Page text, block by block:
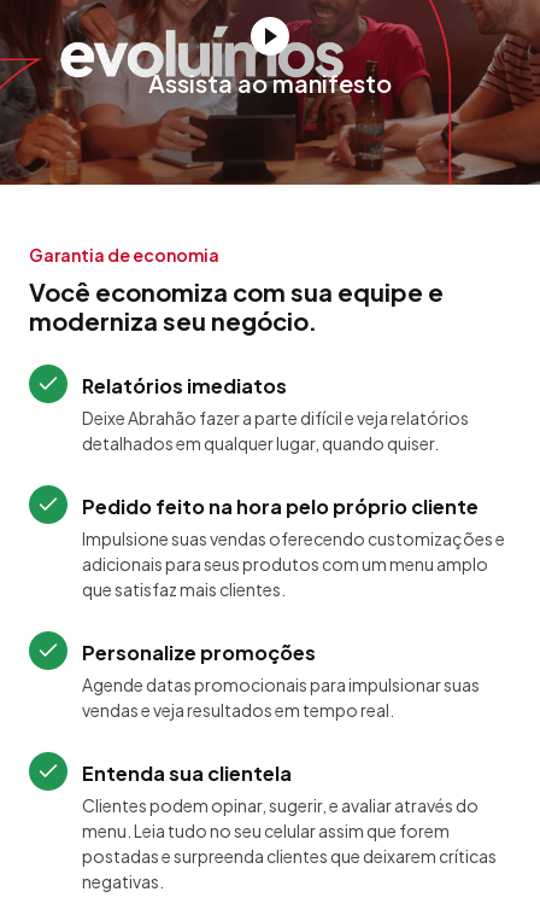
Assista ao manifesto
Garantia de economia
Você economiza com sua equipe e
moderniza seu negócio.
Relatórios imediatos
Deixe Abrahão fazer a parte difícil e veja relatórios
detalhados em qualquer lugar, quando quiser.
Pedido feito na hora pelo próprio cliente
Impulsione suas vendas oferecendo customizações e
adicionais para seus produtos com um menu amplo
que satisfaz mais clientes.
Personalize promoções
Agende datas promocionais para impulsionar suas
vendas e veja resultados em tempo real.
Entenda sua clientela
Clientes podem opinar, sugerir, e avaliar através do
menu. Leia tudo no seu celular assim que forem
postadas e surpreenda clientes que deixarem críticas
negativas.